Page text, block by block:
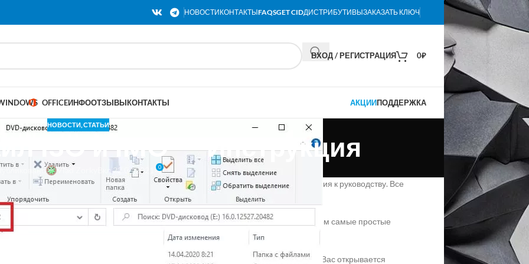
НОВОСТИКОНТАКТЫFAQSGET CIDДИСТРИБУТИВЫЗАКАЗАТЬ КЛЮЧ
ВХОД / РЕГИСТРАЦИЯ 0₽
OFFICEИНФООТЗЫВЫКОНТАКТЫ АКЦИИПОДДЕРЖКА
НОВОСТИ,СТАТЬИ
ISO и IMG — Инструкция
Vlad Zorky Вкл 22.04.2021 0
образ (файл формата .IMG) и не знаете что с ним делать, вот простая инструкция к руководству. Все
покажем как открыть файлы с расширениемISOиIMG, в данной статье мы покажем самые простые
имеется возможность открыть данные файлы двойным щелчком мыши, после у Вас открывается